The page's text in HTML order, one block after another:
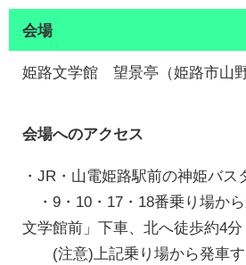
会場
姫路文学館 望景亭（姫路市山野
会場へのアクセス
・JR・山電姫路駅前の神姫バス
・9・10・17・18番乗り場か
文学館前」下車、北へ徒歩約4分
(注意)上記乗り場から発車す